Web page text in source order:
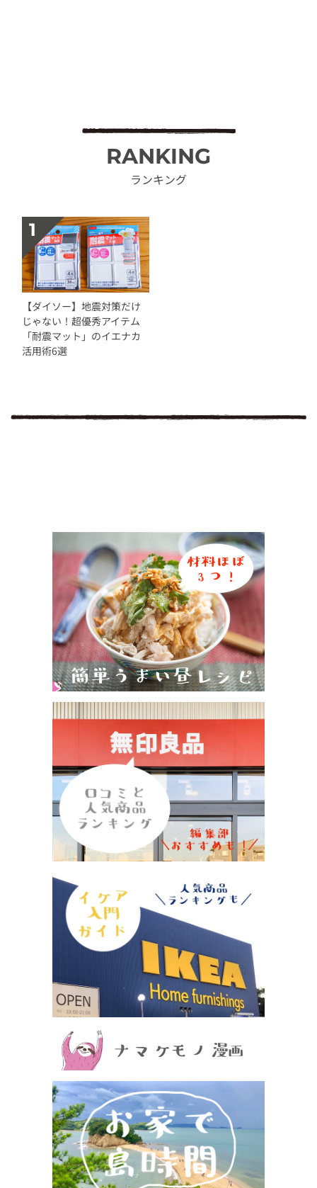
RANKING
ランキング
【ダイソー】地震対策だけ
じゃない！超優秀アイテム
「耐震マット」のイエナカ
活用術6選